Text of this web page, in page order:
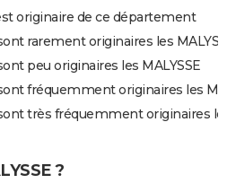
originaire de ce département
rarement originaires les
peu originaires les MALYSSE
fréquemment originaires les
très fréquemment originaires
?